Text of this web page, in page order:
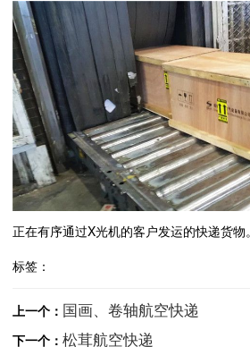
正在有序通过X光机的客户发运的快递货物。
标签：
上一个： 国画、卷轴航空快递
下一个： 松茸航空快递